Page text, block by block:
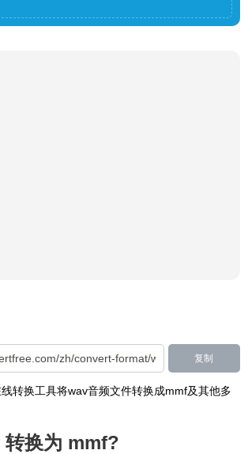
复制
转换工具将wav音频文件转换成mmf及其他多
换为 mmf?